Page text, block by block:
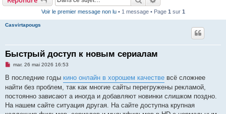
Voir le premier message non lu• 1 message • Page 1 sur 1
Casvirtapougs
Быстрый доступ к новым сериалам
M
s
a
g
e
n
o
mar. 26 mai 2026 16:53
В последние годы кино онлайн в хорошем качестве всё сложнее
найти без проблем, так как многие сайты перегружены рекламой,
постоянно зависают а иногда и добавляют новинки слишком поздно.
На нашем сайте ситуация другая. На сайте доступна крупная